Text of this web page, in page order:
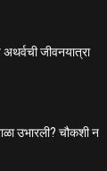
अथर्वची जीवनयात्रा
उभारली? चौकशी न